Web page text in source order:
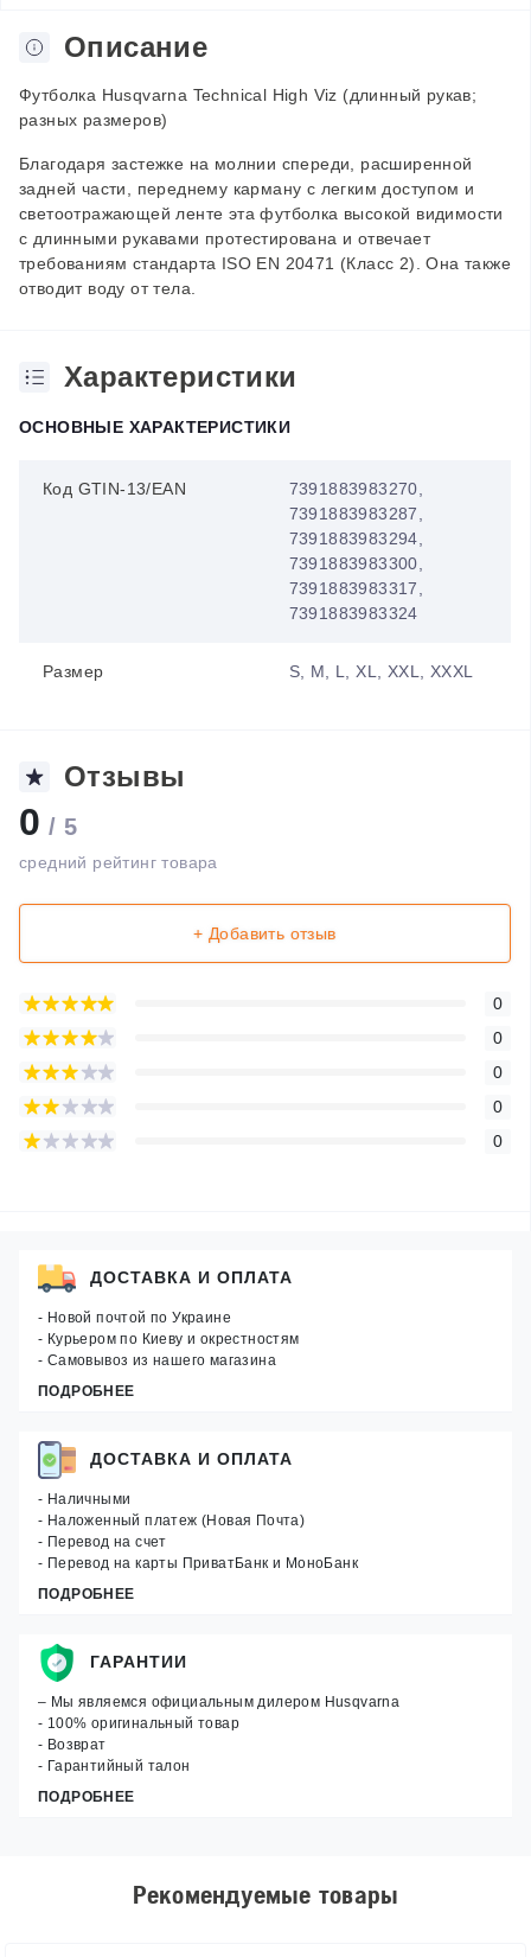
Описание
Футболка Husqvarna Technical High Viz (длинный рукав;
разных размеров)
Благодаря застежке на молнии спереди, расширенной
задней части, переднему карману с легким доступом и
светоотражающей ленте эта футболка высокой видимости
с длинными рукавами протестирована и отвечает
требованиям стандарта ISO EN 20471 (Класс 2). Она также
отводит воду от тела.
Характеристики
ОСНОВНЫЕ ХАРАКТЕРИСТИКИ
Код GTIN-13/EAN
7391883983270,
7391883983287,
7391883983294,
7391883983300,
7391883983317,
7391883983324
Размер S, M, L, XL, XXL, XXXL
Отзывы
0 / 5
средний рейтинг товара
+ Добавить отзыв
0
0
0
0
0
ДОСТАВКА И ОПЛАТА
- Новой почтой по Украине
- Курьером по Киеву и окрестностям
- Самовывоз из нашего магазина
ПОДРОБНЕЕ
ДОСТАВКА И ОПЛАТА
- Наличными
- Наложенный платеж (Новая Почта)
- Перевод на счет
- Перевод на карты ПриватБанк и МоноБанк
ПОДРОБНЕЕ
ГАРАНТИИ
– Мы являемся официальным дилером Husqvarna
- 100% оригинальный товар
- Возврат
- Гарантийный талон
ПОДРОБНЕЕ
Рекомендуемые товары